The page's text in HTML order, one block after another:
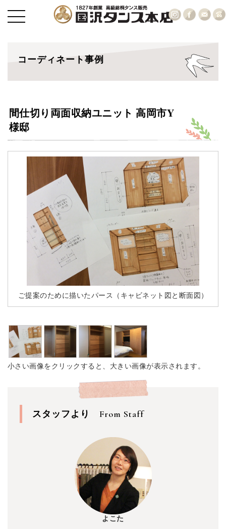
コーディネート事例
間仕切り両面収納ユニット 高岡市Y
様邸
ご提案のために描いたパース（キャビネット図と断面図）
小さい画像をクリックすると、大きい画像が表示されます。
スタッフより From Staff
よこた